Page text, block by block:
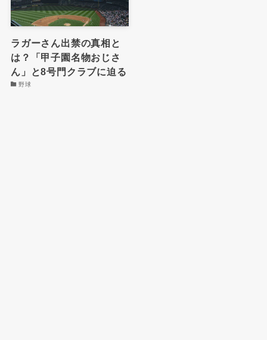
ラガーさん出禁の真相と
は？「甲子園名物おじさ
ん」と8号門クラブに迫る
野球